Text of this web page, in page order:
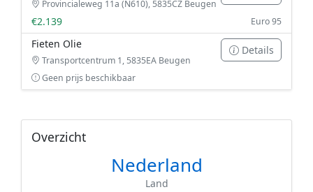
Provincialeweg 11a (N610), 5835CZ Beugen
€2.139 Euro 95
Fieten Olie
Transportcentrum 1, 5835EA Beugen
Details
Geen prijs beschikbaar
Overzicht
Nederland
Land